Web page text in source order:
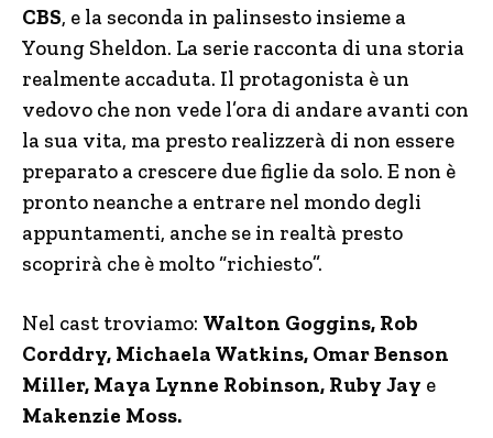
CBS, e la seconda in palinsesto insieme a
Young Sheldon. La serie racconta di una storia
realmente accaduta. Il protagonista è un
vedovo che non vede l’ora di andare avanti con
la sua vita, ma presto realizzerà di non essere
preparato a crescere due figlie da solo. E non è
pronto neanche a entrare nel mondo degli
appuntamenti, anche se in realtà presto
scoprirà che è molto “richiesto”.
Nel cast troviamo: Walton Goggins, Rob
Corddry, Michaela Watkins, Omar Benson
Miller, Maya Lynne Robinson, Ruby Jay e
Makenzie Moss.